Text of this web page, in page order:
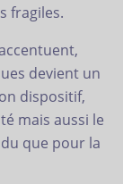
fragiles.
devient un
dispositif,
mais aussi le
que pour la